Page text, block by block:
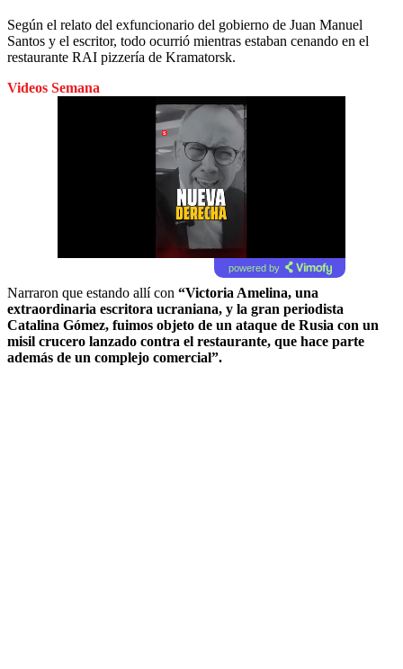
Según el relato del exfuncionario del gobierno de Juan Manuel
Santos y el escritor, todo ocurrió mientras estaban cenando en el
restaurante RAI pizzería de Kramatorsk.
Videos Semana
powered by
Narraron que estando allí con “Victoria Amelina, una
extraordinaria escritora ucraniana, y la gran periodista
Catalina Gómez, fuimos objeto de un ataque de Rusia con un
misil crucero lanzado contra el restaurante, que hace parte
además de un complejo comercial”.